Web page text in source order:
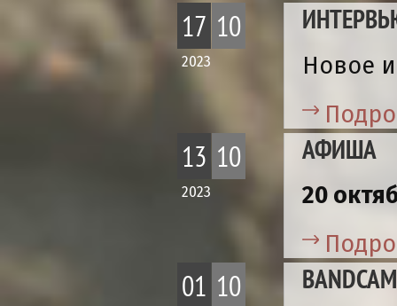
17 10
2023
Новое
13 10
2023
АФИША
20
01 10